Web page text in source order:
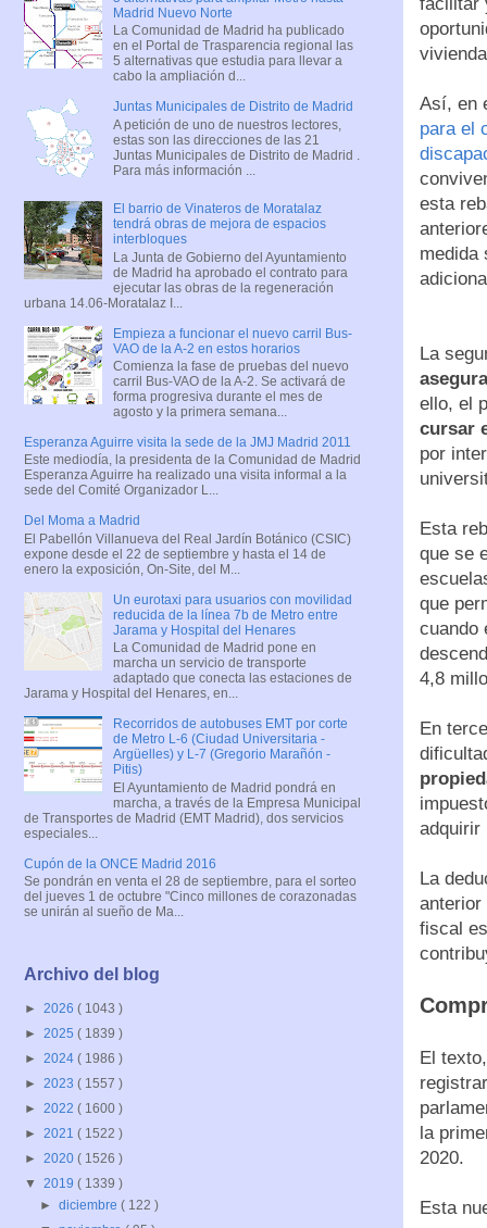
Así, en
para el
esta
medida
La
ello, el
cursar
por
Esta
que se
que
cuando
4,8
En
adquirir
La
anterior
fiscal
El
la
2020.
Esta
Madrid Nuevo Norte
La Comunidad de Madrid ha publicado
en el Portal de Trasparencia regional las
5 alternativas que estudia para llevar a
cabo la ampliación d...
Juntas Municipales de Distrito de Madrid
A petición de uno de nuestros lectores,
estas son las direcciones de las 21
Juntas Municipales de Distrito de Madrid .
Para más información ...
El barrio de Vinateros de Moratalaz
tendrá obras de mejora de espacios
interbloques
La Junta de Gobierno del Ayuntamiento
de Madrid ha aprobado el contrato para
ejecutar las obras de la regeneración
urbana 14.06-Moratalaz I...
Empieza a funcionar el nuevo carril Bus-
VAO de la A-2 en estos horarios
Comienza la fase de pruebas del nuevo
carril Bus-VAO de la A-2. Se activará de
forma progresiva durante el mes de
agosto y la primera semana...
Esperanza Aguirre visita la sede de la JMJ Madrid 2011
Este mediodía, la presidenta de la Comunidad de Madrid
Esperanza Aguirre ha realizado una visita informal a la
sede del Comité Organizador L...
Del Moma a Madrid
El Pabellón Villanueva del Real Jardín Botánico (CSIC)
expone desde el 22 de septiembre y hasta el 14 de
enero la exposición, On-Site, del M...
Un eurotaxi para usuarios con movilidad
reducida de la línea 7b de Metro entre
Jarama y Hospital del Henares
La Comunidad de Madrid pone en
marcha un servicio de transporte
adaptado que conecta las estaciones de
Jarama y Hospital del Henares, en...
Recorridos de autobuses EMT por corte
de Metro L-6 (Ciudad Universitaria -
Argüelles) y L-7 (Gregorio Marañón -
Pitis)
El Ayuntamiento de Madrid pondrá en
marcha, a través de la Empresa Municipal
de Transportes de Madrid (EMT Madrid), dos servicios
especiales...
Cupón de la ONCE Madrid 2016
Se pondrán en venta el 28 de septiembre, para el sorteo
del jueves 1 de octubre "Cinco millones de corazonadas
se unirán al sueño de Ma...
Archivo del blog
► 2026 ( 1043 )
► 2025 ( 1839 )
► 2024 ( 1986 )
► 2023 ( 1557 )
► 2022 ( 1600 )
► 2021 ( 1522 )
► 2020 ( 1526 )
▼ 2019 ( 1339 )
►diciembre( 122 )